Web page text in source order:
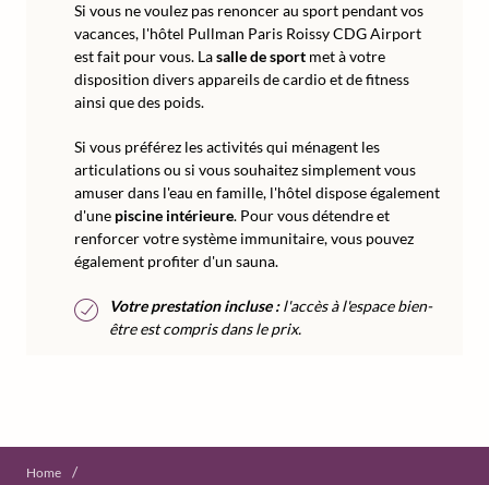
Si vous ne voulez pas renoncer au sport pendant vos
vacances, l'hôtel Pullman Paris Roissy CDG Airport
est fait pour vous. Lasalle de sport met à votre
disposition divers appareils de cardio et de fitness
ainsi que des poids.
Si vous préférez les activités qui ménagent les
articulations ou si vous souhaitez simplement vous
amuser dans l'eau en famille, l'hôtel dispose également
d'une piscine intérieure. Pour vous détendre et
renforcer votre système immunitaire, vous pouvez
également profiter d'un sauna.
Votre prestation incluse :l'accès à l'espace bien-
être est compris dans le prix.
Home /